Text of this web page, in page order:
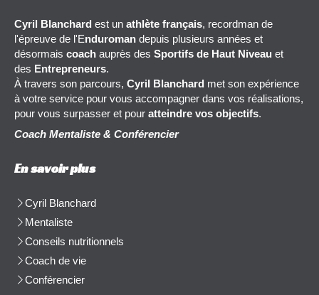
Cyril Blanchard est un athlète français, recordman de
l'épreuve de l'Enduroman depuis plusieurs années et
désormais coach auprès des Sportifs de Haut Niveau et
des Entrepreneurs.
À travers son parcours, Cyril Blanchard met son expérience
à votre service pour vous accompagner dans vos réalisations,
pour vous surpasser et pour atteindre vos objectifs.
Coach Mentaliste & Conférencier
En savoir plus
Cyril Blanchard
Mentaliste
Conseils nutritionnels
Coach de vie
Conférencier